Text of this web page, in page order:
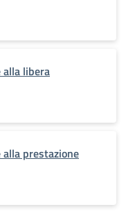
alla libera
prestazione